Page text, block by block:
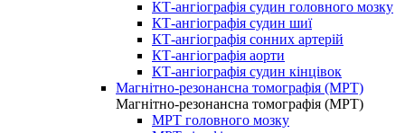
КТ-ангіографія судин головного мозку
КТ-ангіографія судин шиї
КТ-ангіографія сонних артерій
КТ-ангіографія аорти
КТ-ангіографія судин кінцівок
Магнітно-резонансна томографія (МРТ)
Магнітно-резонансна томографія (МРТ)
МРТ головного мозку